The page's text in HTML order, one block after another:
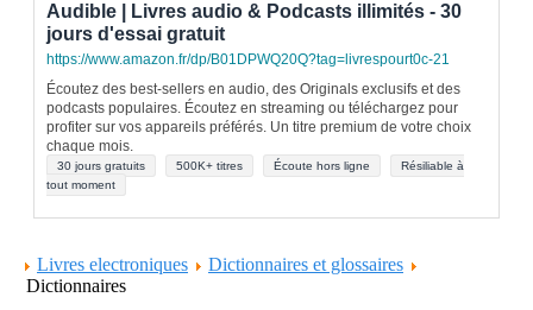
Audible | Livres audio & Podcasts illimités - 30
jours d'essai gratuit
https://www.amazon.fr/dp/B01DPWQ20Q?tag=livrespourt0c-21
Écoutez des best-sellers en audio, des Originals exclusifs et des
podcasts populaires. Écoutez en streaming ou téléchargez pour
profiter sur vos appareils préférés. Un titre premium de votre choix
chaque mois.
30 jours gratuits 500K+ titres Écoute hors ligne
Résiliable à
tout moment
Livres electroniques
Dictionnaires et glossaires
Dictionnaires